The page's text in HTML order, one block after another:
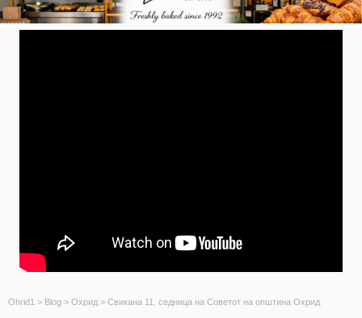
Ohrid1 > Blog > Охрид > Свикана 11. седница на Советот на општина Охрид